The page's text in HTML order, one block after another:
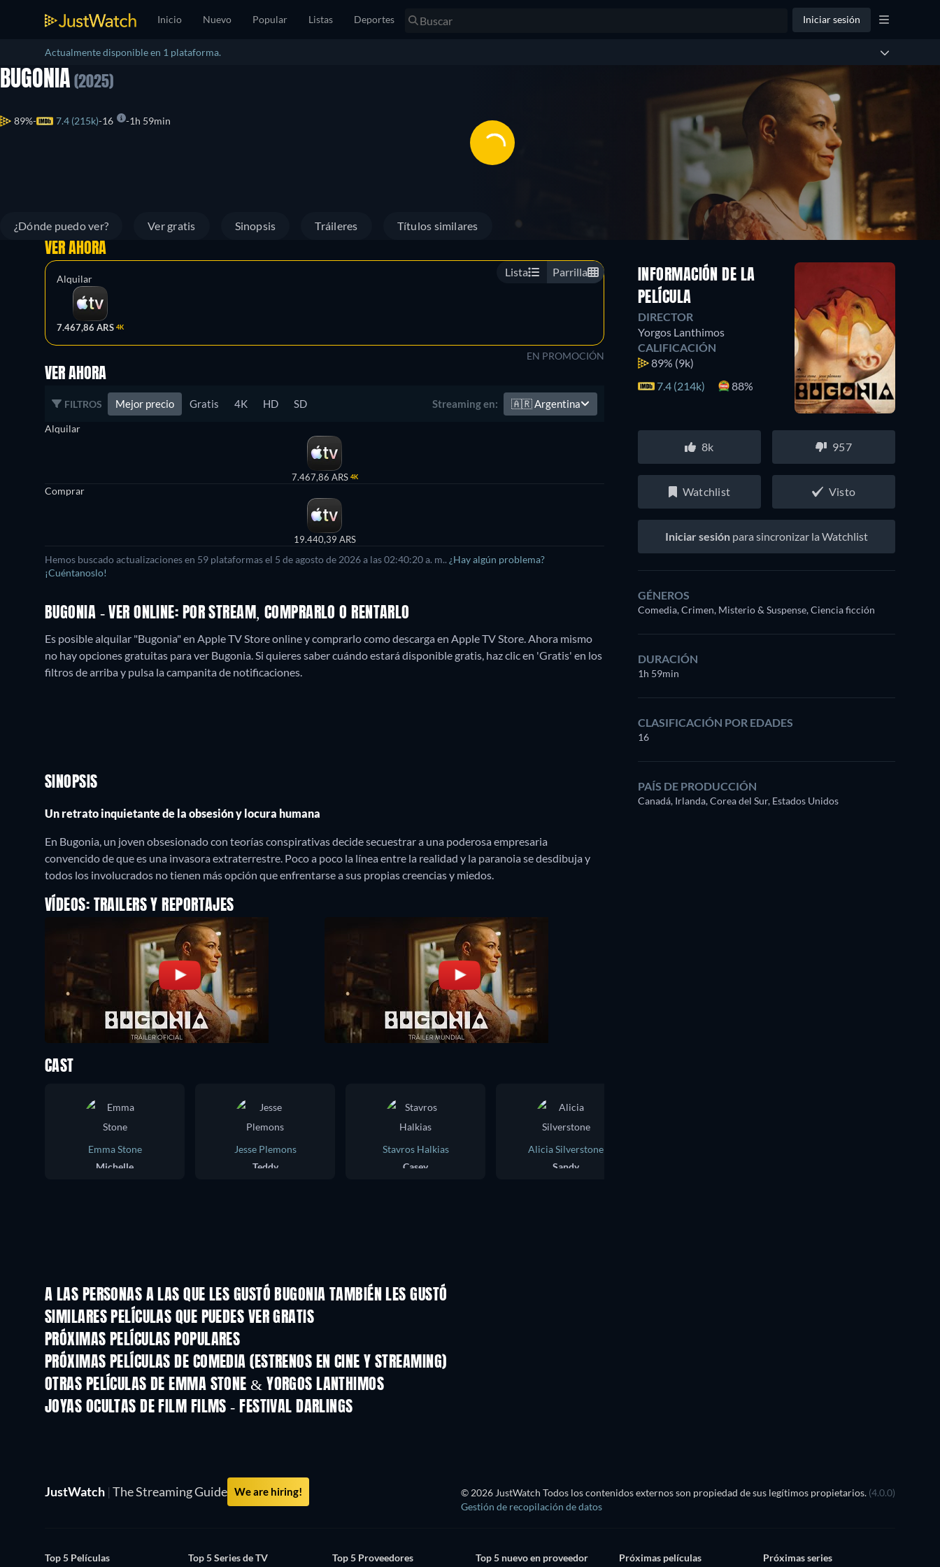
Inicio Nuevo Popular Listas Deportes Iniciar sesión
Actualmente disponible en 1 plataforma.
BUGONIA (2025)
89% 7.4 (215k) 16 1h 59min
¿Dónde puedo ver? Ver gratis Sinopsis Tráileres Títulos similares
Lista Parrilla
VER AHORA
Alquilar
7.467,86 ARS 4K
EN PROMOCIÓN
VER AHORA
FILTROS Mejor precio Gratis 4K HD SD Streaming en: 🇦🇷 Argentina
Alquilar
7.467,86 ARS 4K
Comprar
19.440,39 ARS
Hemos buscado actualizaciones en 59 plataformas el 5 de agosto de 2026a las02:40:20 a. m.. ¿Hay algún problema?
¡Cuéntanoslo!
BUGONIA - VER ONLINE: POR STREAM, COMPRARLO O RENTARLO
Es posible alquilar "Bugonia" en Apple TV Store online y comprarlo como descarga en Apple TV Store.Ahora mismo
no hay opciones gratuitas para ver Bugonia. Si quieres saber cuándo estará disponible gratis, haz clic en 'Gratis' en los
filtros de arriba y pulsa la campanita de notificaciones.
SINOPSIS
Un retrato inquietante de la obsesión y locura humana
En Bugonia, un joven obsesionado con teorías conspirativas decide secuestrar a una poderosa empresaria
convencido de que es una invasora extraterrestre. Poco a poco la línea entre la realidad y la paranoia se desdibuja y
todos los involucrados no tienen más opción que enfrentarse a sus propias creencias y miedos.
VÍDEOS: TRAILERS Y REPORTAJES
INFORMACIÓN DE LA
PELÍCULA
DIRECTOR
Yorgos Lanthimos
CALIFICACIÓN
89% (9k)
7.4 (214k)
88%
8k 957
Watchlist Visto
Iniciar sesión para sincronizar la Watchlist
GÉNEROS
Comedia, Crimen, Misterio & Suspense, Ciencia ficción
DURACIÓN
1h 59min
CLASIFICACIÓN POR EDADES
16
PAÍS DE PRODUCCIÓN
Canadá, Irlanda, Corea del Sur, Estados Unidos
CAST
Emma Stone
Michelle
Jesse Plemons
Teddy
Stavros Halkias
Casey
Alicia Silverstone
Sandy
A LAS PERSONAS A LAS QUE LES GUSTÓ BUGONIA TAMBIÉN LES GUSTÓ
SIMILARES PELÍCULAS QUE PUEDES VER GRATIS
PRÓXIMAS PELÍCULAS POPULARES
PRÓXIMAS PELÍCULAS DE COMEDIA (ESTRENOS EN CINE Y STREAMING)
OTRAS PELÍCULAS DE EMMA STONE & YORGOS LANTHIMOS
JOYAS OCULTAS DE FILM FILMS - FESTIVAL DARLINGS
TV
JustWatch | The Streaming Guide We are hiring! © 2026 JustWatch Todos los contenidos externos son propiedad de sus legítimos propietarios. (4.0.0)
Gestión de recopilación de datos
Top 5 Películas Top 5 Series de TV Top 5 Proveedores Top 5 nuevo en proveedor Próximas películas Próximas series